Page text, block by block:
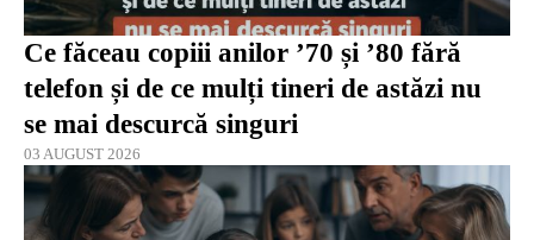
Ce făceau copiii anilor ’70 și ’80 fără
telefon și de ce mulți tineri de astăzi nu
se mai descurcă singuri
03 AUGUST 2026